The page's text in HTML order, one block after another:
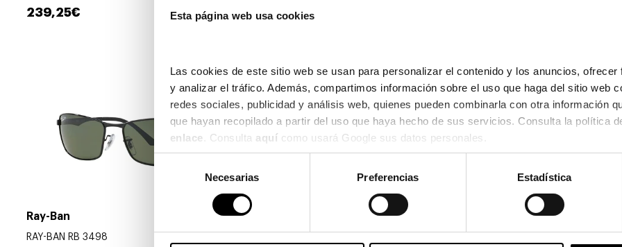
Esta página web usa cookies
Las cookies de este sitio web se usan para personalizar el contenido y los anuncios,
y analizar el tráfico. Además, compartimos información sobre el uso que haga del sitio web
redes sociales, publicidad y análisis web, quienes pueden combinarla con otra información
enlace . Consulta aquí como usará Google sus datos personales.
consentimiento
Necesarias Preferencias Estadística
239,25€
Ray-Ban
RAY-BAN RB 3498